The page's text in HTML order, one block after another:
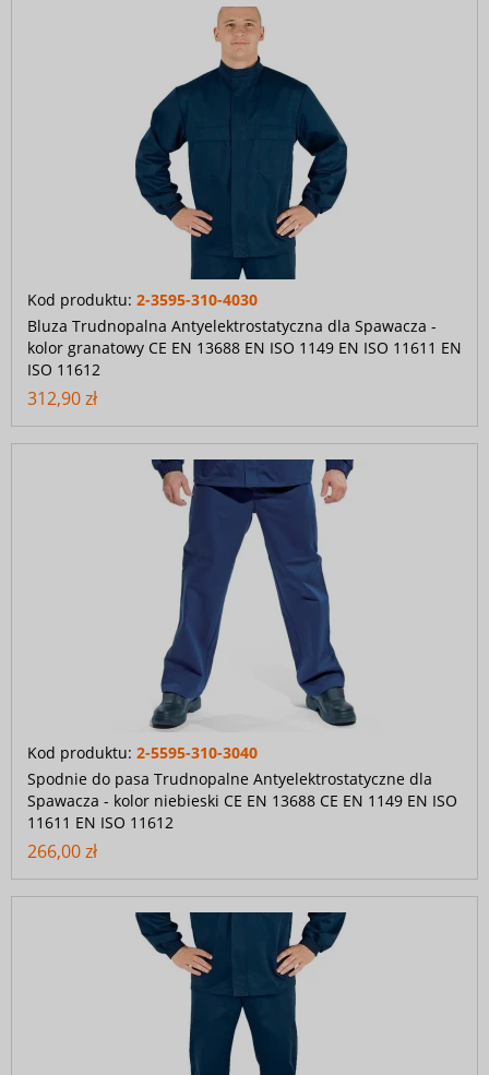
Kod produktu: 2-3595-310-4030
Bluza Trudnopalna Antyelektrostatyczna dla Spawacza -
kolor granatowy CE EN 13688 EN ISO 1149 EN ISO 11611 EN
ISO 11612
312,90 zł
Kod produktu: 2-5595-310-3040
Spodnie do pasa Trudnopalne Antyelektrostatyczne dla
Spawacza - kolor niebieski CE EN 13688 CE EN 1149 EN ISO
11611 EN ISO 11612
266,00 zł